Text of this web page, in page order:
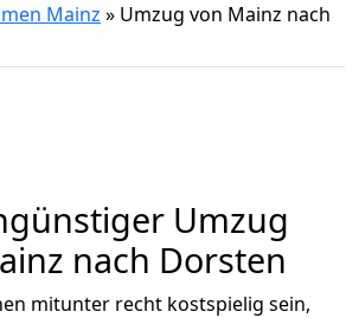
Mainz » Umzug von Mainz nach
Umzug
nach Dorsten
mitunter recht kostspielig sein,